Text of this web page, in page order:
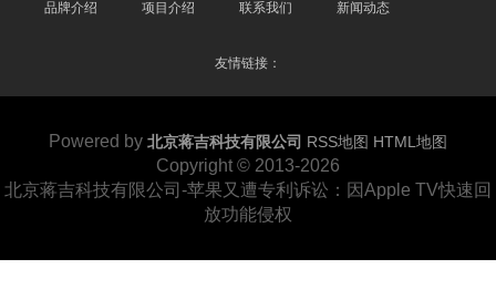
品牌介绍 项目介绍 联系我们 新闻动态
友情链接：
Powered by 北京蒋吉科技有限公司 RSS地图 HTML地图
Copyright © 2013-2026
北京蒋吉科技有限公司-苹果又遭专利诉讼：因Apple TV快速回
放功能侵权